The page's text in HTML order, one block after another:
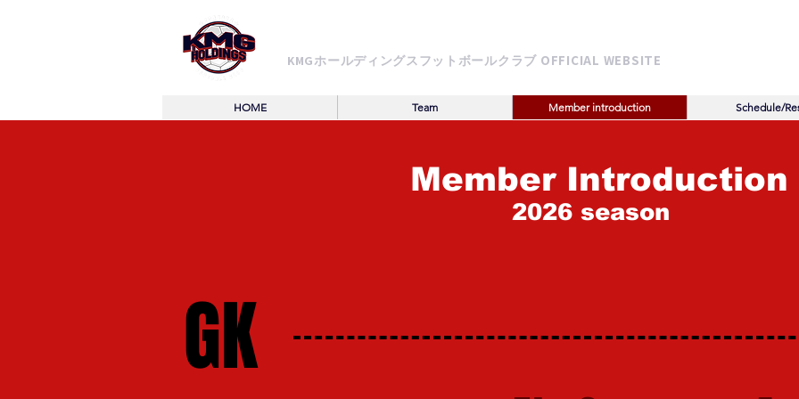
KMGホールディングスフットボールクラブ OFFICIAL WEBSITE
HOME Team Member introduction Schedule/
2026 season
​Member Introduction
GK